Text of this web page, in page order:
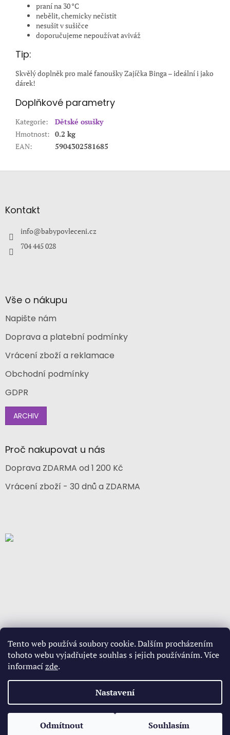
Tento web používá soubory cookie. Dalším procházením
tohoto webu vyjadřujete souhlas s jejich používáním. Více
informacízde.
Nastavení
Odmítnout Souhlasím
praní na 30 °C
nebělit, chemicky nečistit
nesušit v sušičce
doporučujeme nepoužívat aviváž
Tip:
Skvělý doplněk pro malé fanoušky Zajíčka Binga – ideální i jako
dárek!
Doplňkové parametry
Kategorie:
Dětské osušky
Hmotnost: 0.2 kg
EAN: 5904302581685
aKontakt
info@babypovleceni.cz
704 445 028
Vše o nákupu
Napište nám
Doprava a platební podmínky
Vrácení zboží a reklamace
Obchodní podmínky
GDPR
ARCHIV
Proč nakupovat u nás
Doprava ZDARMA od 1 200 Kč
Vrácení zboží - 30 dnů a ZDARMA
www.babypovleceni.cz
vyhrazena.
Upravit nastavení cookies